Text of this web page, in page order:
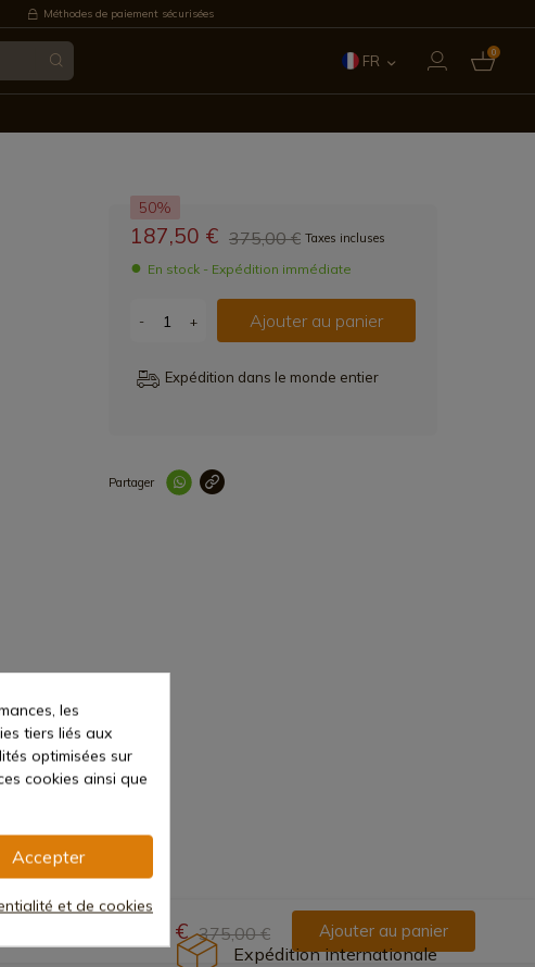
Méthodes de paiement sécurisées
FR 0
50%
187,50 € 375,00 € Taxes incluses
En stock - Expédition immédiate
- + Ajouter au panier
Expédition dans le monde entier
Partager
187,50 € 375,00 € Ajouter au panier
Expédition internationale
les
tiers liés aux
optimisées sur
cookies ainsi que
Accepter
et de cookies